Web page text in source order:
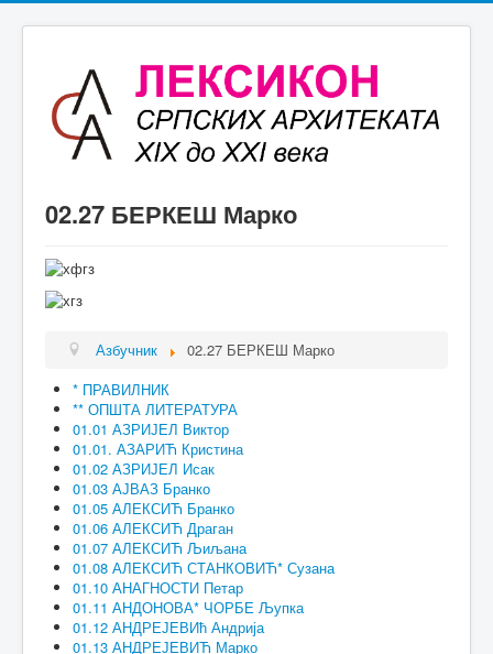
02.27 БЕРКЕШ Марко
Азбучник
02.27 БЕРКЕШ Марко
* ПРАВИЛНИК
** ОПШТА ЛИТЕРАТУРА
01.01 АЗРИЈЕЛ Виктор
01.01. АЗАРИЋ Кристина
01.02 АЗРИЈЕЛ Исак
01.03 АЈВАЗ Бранко
01.05 АЛЕКСИЋ Бранко
01.06 АЛЕКСИЋ Драган
01.07 АЛЕКСИЋ Љиљана
01.08 АЛЕКСИЋ СТАНКОВИЋ* Сузана
01.10 АНАГНОСТИ Петар
01.11 АНДОНОВА* ЧОРБЕ Љупка
01.12 АНДРЕЈЕВИћ Андрија
01.13 АНДРЕЈЕВИЋ Марко